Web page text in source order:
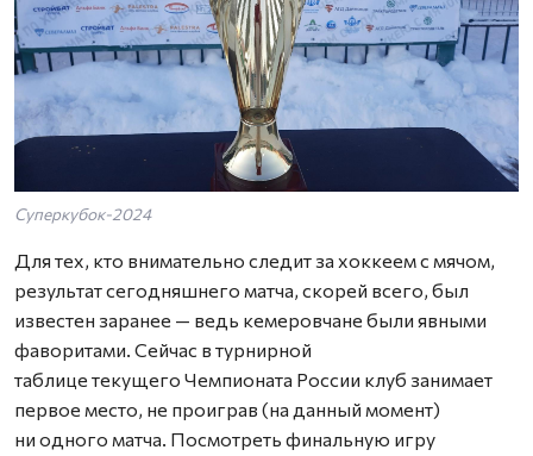
Суперкубок-2024
Для тех, кто внимательно следит за хоккеем с мячом,
результат сегодняшнего матча, скорей всего, был
известен заранее — ведь кемеровчане были явными
фаворитами. Сейчас в турнирной
таблице текущего Чемпионата России клуб занимает
первое место, не проиграв (на данный момент)
ни одного матча. Посмотреть финальную игру